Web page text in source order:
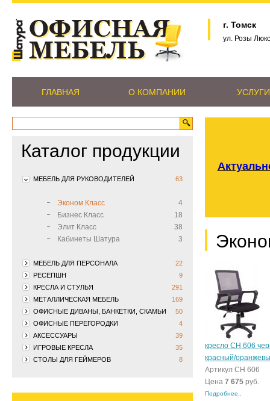
г. Томск
ул. Розы
ГЛАВНАЯ О КОМПАНИИ УСЛУГИ
Каталог продукции
МЕБЕЛЬ ДЛЯ РУКОВОДИТЕЛЕЙ 63
Эконом Класс
4
Бизнес Класс
18
Элит Класс
38
Кабинеты Шатура
3
МЕБЕЛЬ ДЛЯ ПЕРСОНАЛА
22
РЕСЕПШН
9
КРЕСЛА И СТУЛЬЯ
291
МЕТАЛЛИЧЕСКАЯ МЕБЕЛЬ
169
ОФИСНЫЕ ДИВАНЫ, БАНКЕТКИ, СКАМЬИ
50
ОФИСНЫЕ ПЕРЕГОРОДКИ
4
АКСЕССУАРЫ
39
ИГРОВЫЕ КРЕСЛА
35
СТОЛЫ ДЛЯ ГЕЙМЕРОВ
8
кресло CH 606
красный/
Артикул CH 606
Цена 7 675 руб.
Подробнее..